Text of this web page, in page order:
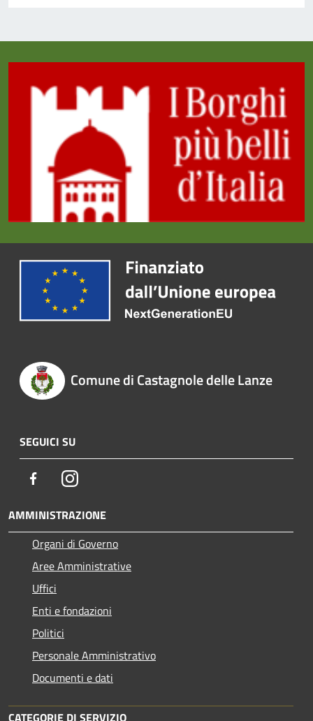
Comune di Castagnole delle Lanze
SEGUICI SU
FacebookInstagram
AMMINISTRAZIONE
Organi di Governo
Aree Amministrative
Uffici
Enti e fondazioni
Politici
Personale Amministrativo
Documenti e dati
CATEGORIE DI SERVIZIO